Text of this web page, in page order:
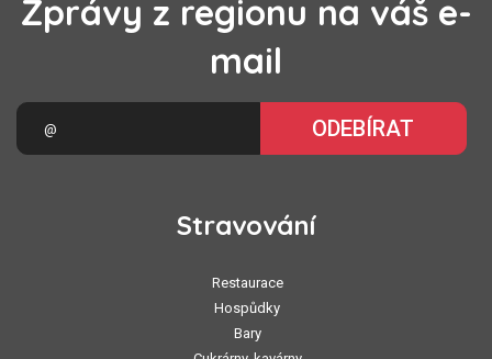
Zprávy z regionu na váš e-
mail
ODEBÍRAT
Stravování
Restaurace
Hospůdky
Bary